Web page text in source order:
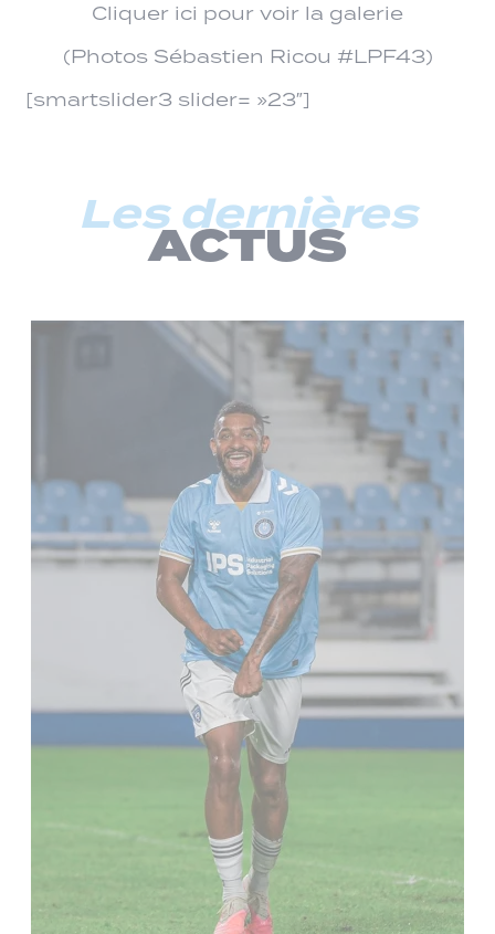
Cliquer ici pour voir la galerie
(Photos Sébastien Ricou #LPF43)
[smartslider3 slider= »23″]
Les dernières
ACTUS